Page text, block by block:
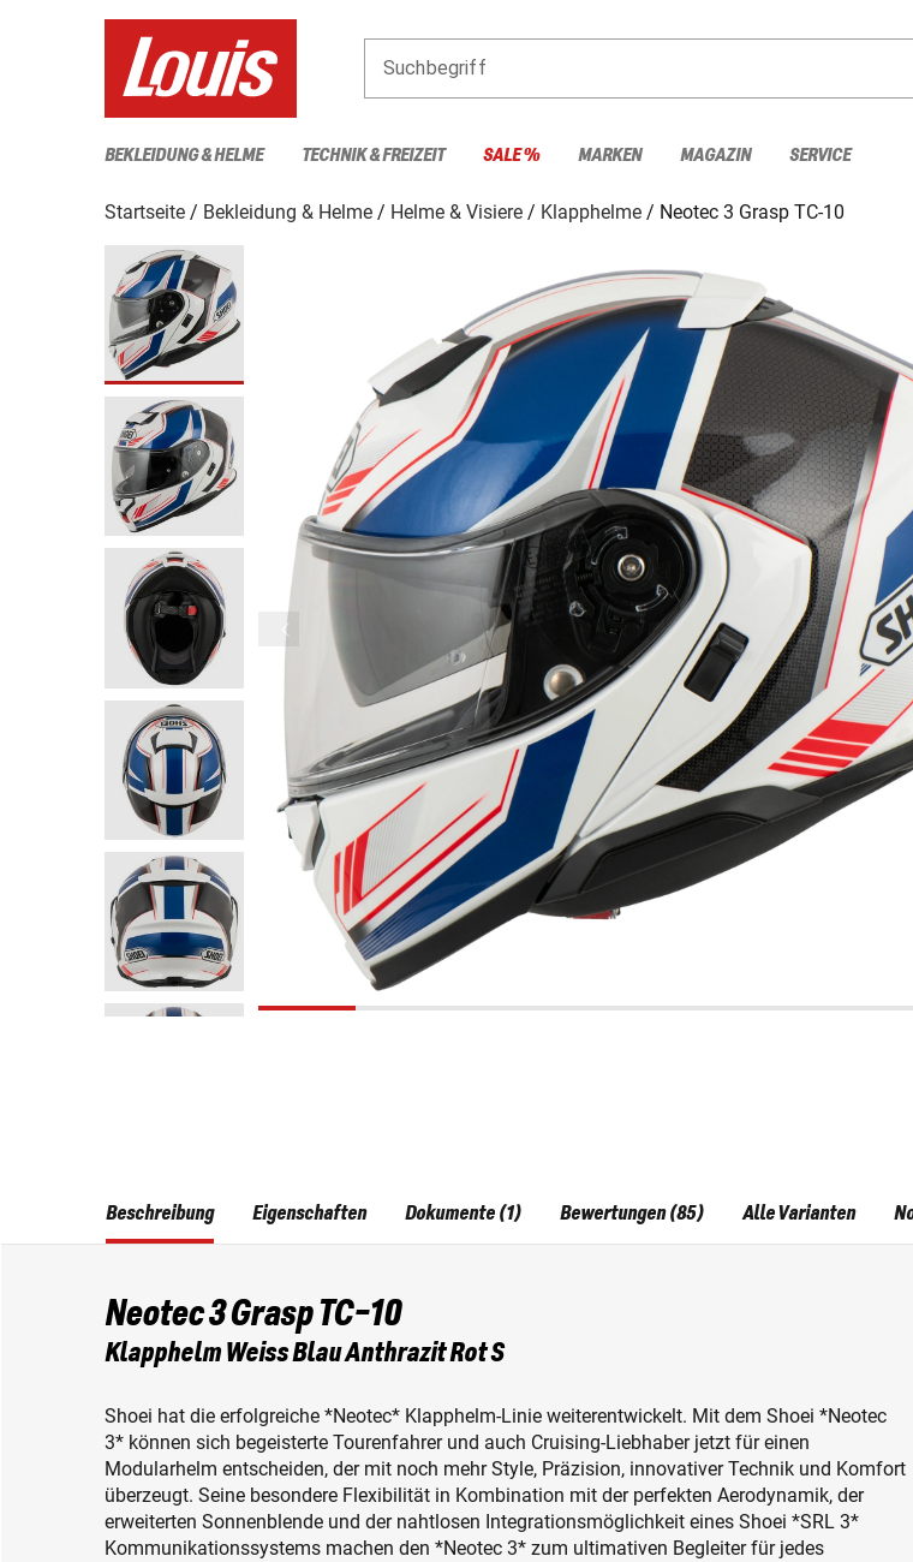
Suchbegriff
BEKLEIDUNG & HELME TECHNIK & FREIZEIT SALE % MARKEN MAGAZIN SERVICE
Startseite Bekleidung & Helme Helme & Visiere Klapphelme
Neotec 3 Grasp TC-10
Beschreibung
Neotec 3 Grasp TC-10
Klapphelm Weiss Blau Anthrazit Rot S
Shoei hat die erfolgreiche *Neotec* Klapphelm-Linie weiterentwickelt. Mit dem Shoei *Neotec
3* können sich begeisterte Tourenfahrer und auch Cruising-Liebhaber jetzt für einen
Modularhelm entscheiden, der mit noch mehr Style, Präzision, innovativer Technik und Komfort
überzeugt. Seine besondere Flexibilität in Kombination mit der perfekten Aerodynamik, der
erweiterten Sonnenblende und der nahtlosen Integrationsmöglichkeit eines Shoei *SRL 3*
Kommunikationssystems machen den *Neotec 3* zum ultimativen Begleiter für jedes
Eigenschaften Dokumente (1) Bewertungen (85) Alle Varianten